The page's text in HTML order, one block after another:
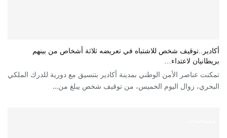
أكادير..توقيف شخص للاشتباه في تعريضه ثلاثة أشخاص من بينهم
بريطانيان لاعتداء…
تمكنت عناصر الأمن الوطني بمدينة أكادير بتنسيق مع دورية للدرك الملكي
البحري، زوال اليوم الخميس، من توقيف شخص يبلغ من…